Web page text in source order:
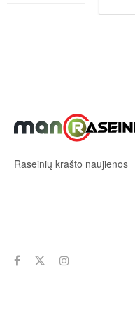
Raseinių krašto naujienos